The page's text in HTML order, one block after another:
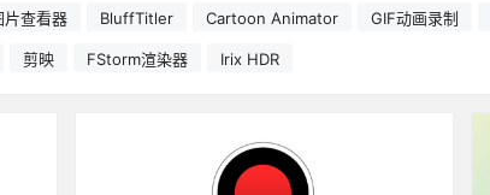
片查看器 BluffTitler Cartoon Animator GIF动画录制
剪映 FStorm渲染器 Irix HDR